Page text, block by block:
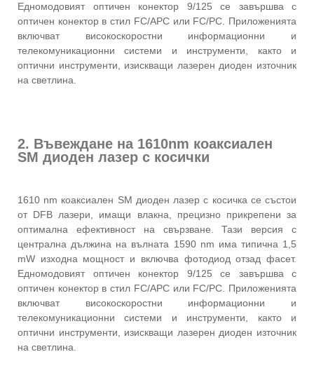
Едномодовият оптичен конектор 9/125 се завършва с
оптичен конектор в стил FC/APC или FC/PC. Приложенията
включват високоскоростни информационни и
телекомуникационни системи и инструменти, както и
оптични инструменти, изискващи лазерен диоден източник
на светлина.
2. Въвеждане на 1610nm коаксиален
SM диоден лазер с косички
1610 nm коаксиален SM диоден лазер с косичка се състои
от DFB лазери, имащи влакна, прецизно прикрепени за
оптимална ефективност на свързване. Тази версия с
централна дължина на вълната 1590 nm има типична 1,5
mW изходна мощност и включва фотодиод отзад фасет.
Едномодовият оптичен конектор 9/125 се завършва с
оптичен конектор в стил FC/APC или FC/PC. Приложенията
включват високоскоростни информационни и
телекомуникационни системи и инструменти, както и
оптични инструменти, изискващи лазерен диоден източник
на светлина.